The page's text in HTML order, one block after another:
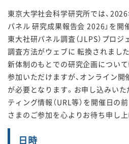
東京大学社会科学研究所では、2026
パネル 研究成果報告会 2026」を開
東大社研パネル調査（JLPS）プロジ
調査方法がウェブに 転換されまし
新体制のもとでの研究企画につい
参加いただけますが、オンライン
が必要となります。お申し込みい
ティング情報（URL等）を開催日の
さまのご参加を心よりお待ち申し上
日時